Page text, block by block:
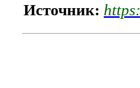
Источник: